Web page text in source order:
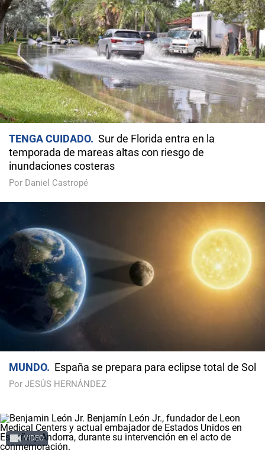
TENGA CUIDADO
Sur de Florida entra en la
temporada de mareas altas con riesgo de
inundaciones costeras
Por Daniel Castropé
MUNDO España se prepara para eclipse total de Sol
Por JESÚS HERNÁNDEZ
VIDEO